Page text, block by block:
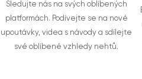
Sledujte nás na svých oblíbených
platformách. Podívejte se na nové
upoutávky, videa s návody a sdílejte
své oblíbené vzhledy nehtů.